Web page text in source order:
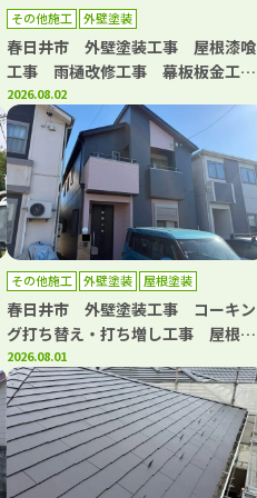
その他施工 外壁塗装
春日井市 外壁塗装工事 屋根漆喰
工事 雨樋改修工事 幕板板金工
事 浴室水栓交換工事
2026.08.02
その他施工 外壁塗装 屋根塗装
春日井市 外壁塗装工事 コーキン
グ打ち替え・打ち増し工事 屋根塗
装工事 ベランダトップコート工事
2026.08.01